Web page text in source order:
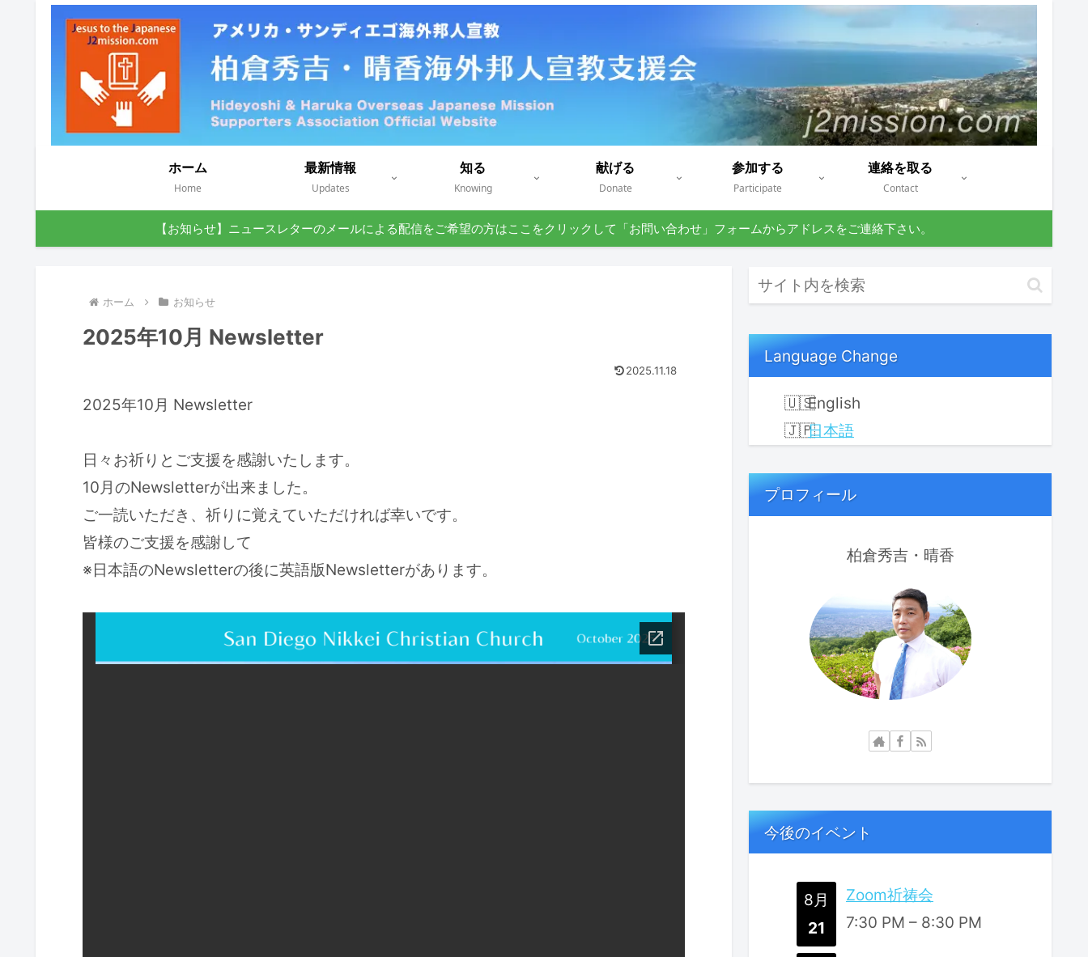
ホーム
Home
最新情報
Updates
知る
Knowing
献げる
Donate
参加する
Participate
連絡を取る
Contact
【お知らせ】ニュースレターのメールによる配信をご希望の方はここをクリックして「お問い合わせ」フォームからアドレスをご連絡下さい。
ホーム お知らせ
2025年10月 Newsletter
2025.11.18
2025年10月 Newsletter
日々お祈りとご支援を感謝いたします。
10月のNewsletterが出来ました。
ご一読いただき、祈りに覚えていただければ幸いです。
皆様のご支援を感謝して
※日本語のNewsletterの後に英語版Newsletterがあります。
Language Change
English
日本語
プロフィール
柏倉秀吉・晴香
今後のイベント
8月
21
Zoom祈祷会
7:30 PM – 8:30 PM